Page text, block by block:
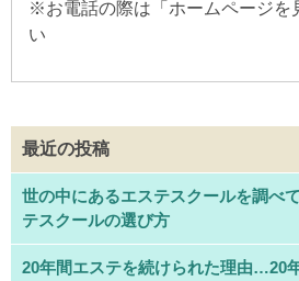
※お電話の際は「ホームページを
い
最近の投稿
世の中にあるエステスクールを調べ
テスクールの選び方
20年間エステを続けられた理由…20